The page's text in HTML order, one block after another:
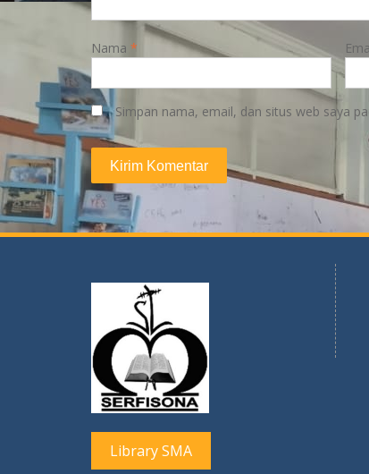
Nama *
Simpan nama, email, dan situs web saya
Library SMA